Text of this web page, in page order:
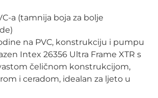
a (tamnija boja za bolje
na PVC, konstrukciju i pumpu
Intex 26356 Ultra Frame XTR s
čeličnom konstrukcijom,
i ceradom, idealan za ljeto u